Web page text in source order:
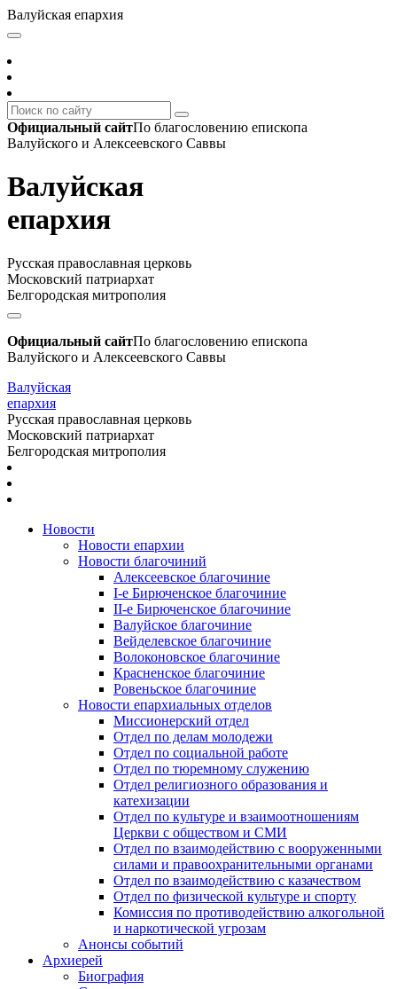
Валуйская епархия
Официальный сайтПо благословению епископа
Валуйского и Алексеевского Саввы
Валуйская
епархия
Русская православная церковь
Московский патриархат
Белгородская митрополия
Официальный сайтПо благословению епископа
Валуйского и Алексеевского Саввы
Валуйская
епархия
Русская православная церковь
Московский патриархат
Белгородская митрополия
Новости
Новости епархии
Новости благочиний
Алексеевское благочиние
I-е Бирюченское благочиние
II-е Бирюченское благочиние
Валуйское благочиние
Вейделевское благочиние
Волоконовское благочиние
Красненское благочиние
Ровеньское благочиние
Новости епархиальных отделов
Миссионерский отдел
Отдел по делам молодежи
Отдел по социальной работе
Отдел по тюремному служению
Отдел религиозного образования и
катехизации
Отдел по культуре и взаимоотношениям
Церкви с обществом и СМИ
Отдел по взаимодействию с вооруженными
силами и правоохранительными органами
Отдел по взаимодействию с казачеством
Отдел по физической культуре и спорту
Комиссия по противодействию алкогольной
и наркотической угрозам
Анонсы событий
Архиерей
Биография